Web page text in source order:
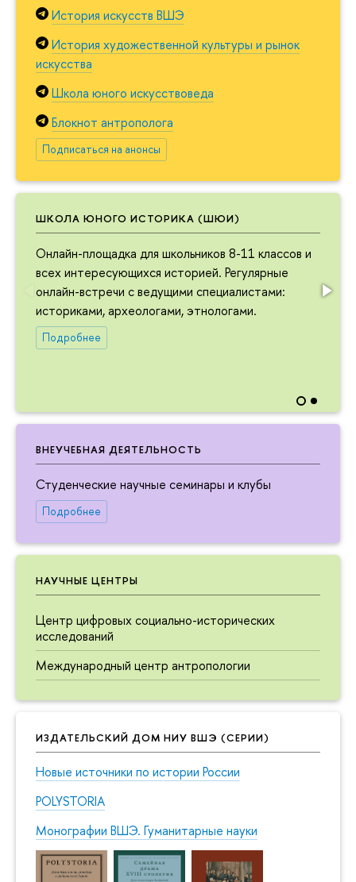
История искусств ВШЭ
История художественной культуры и рынок
искусства
Школа юного искусствоведа
Блокнот антрополога
Подписаться на анонсы
ШКОЛА ЮНОГО ИСТОРИКА (ШЮИ)
Онлайн-площадка для школьников 8-11 классов и
всех интересующихся историей. Регулярные
онлайн-встречи с ведущими специалистами:
историками, археологами, этнологами.
Подробнее
ВНЕУЧЕБНАЯ ДЕЯТЕЛЬНОСТЬ
Студенческие научные семинары и клубы
Подробнее
НАУЧНЫЕ ЦЕНТРЫ
Центр цифровых социально-исторических
исследований
Международный центр антропологии
ИЗДАТЕЛЬСКИЙ ДОМ НИУ ВШЭ (СЕРИИ)
Новые источники по истории России
POLYSTORIA
Монографии ВШЭ. Гуманитарные науки